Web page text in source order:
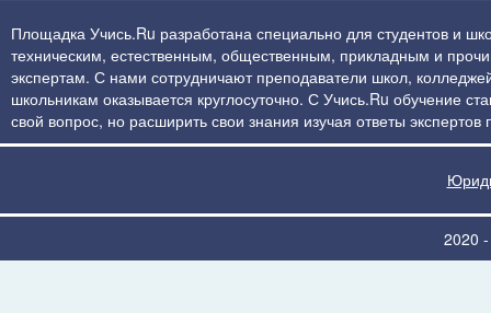
Площадка Учись.Ru разработана специально для студентов и
техническим, естественным, общественным, прикладным и
экспертам. С нами сотрудничают преподаватели школ,
школьникам оказывается круглосуточно. С Учись.Ru обучение
свой вопрос, но расширить свои знания изучая ответы
2020